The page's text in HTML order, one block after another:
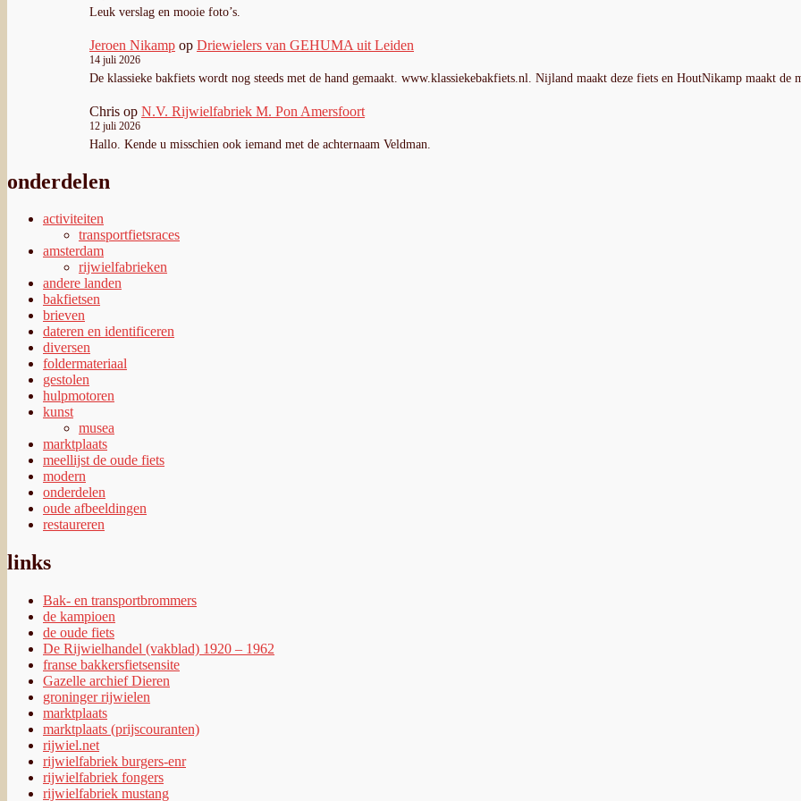
Leuk verslag en mooie foto’s.
Jeroen Nikamp op Driewielers van GEHUMA uit Leiden
14 juli 2026
De klassieke bakfiets wordt nog steeds met de hand gemaakt. www.klassiekebakfiets.nl. Nijland maakt deze fiets en HoutNikamp maakt de
Chris op N.V. Rijwielfabriek M. Pon Amersfoort
12 juli 2026
Hallo. Kende u misschien ook iemand met de achternaam Veldman.
onderdelen
activiteiten
transportfietsraces
amsterdam
rijwielfabrieken
andere landen
bakfietsen
brieven
dateren en identificeren
diversen
foldermateriaal
gestolen
hulpmotoren
kunst
musea
marktplaats
meellijst de oude fiets
modern
onderdelen
oude afbeeldingen
restaureren
links
Bak- en transportbrommers
de kampioen
de oude fiets
De Rijwielhandel (vakblad) 1920 – 1962
franse bakkersfietsensite
Gazelle archief Dieren
groninger rijwielen
marktplaats
marktplaats (prijscouranten)
rijwiel.net
rijwielfabriek burgers-enr
rijwielfabriek fongers
rijwielfabriek mustang